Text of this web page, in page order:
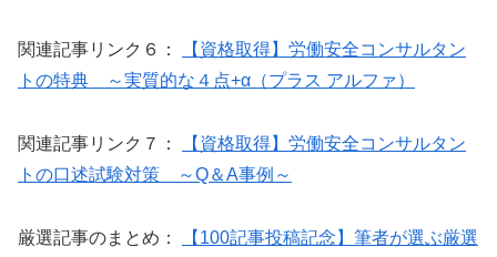
関連記事リンク６：
【資格取得】労働安全コンサルタン
トの特典 ～実質的な４点+α（プラス アルファ）
関連記事リンク７：
【資格取得】労働安全コンサルタン
トの口述試験対策 ～Q＆A事例～
厳選記事のまとめ：
【100記事投稿記念】筆者が選ぶ厳選